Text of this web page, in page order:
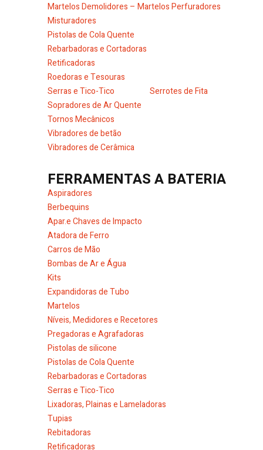
Martelos Demolidores – Martelos Perfuradores
Misturadores
Pistolas de Cola Quente
Rebarbadoras e Cortadoras
Retificadoras
Roedoras e Tesouras
Serras e Tico-Tico
Serrotes de Fita
Sopradores de Ar Quente
Tornos Mecânicos
Vibradores de betão
Vibradores de Cerâmica
FERRAMENTAS A BATERIA
Aspiradores
Berbequins
Apar.e Chaves de Impacto
Atadora de Ferro
Carros de Mão
Bombas de Ar e Água
Kits
Expandidoras de Tubo
Martelos
Níveis, Medidores e Recetores
Pregadoras e Agrafadoras
Pistolas de silicone
Pistolas de Cola Quente
Rebarbadoras e Cortadoras
Serras e Tico-Tico
Lixadoras, Plainas e Lameladoras
Tupias
Rebitadoras
Retificadoras